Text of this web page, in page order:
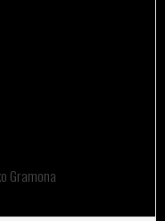
Gramona